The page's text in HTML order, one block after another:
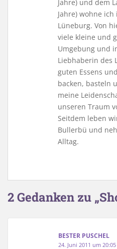
Jahre) und dem
Jahre) wohne
Lüneburg. Von
viele kleine und
Umgebung und
Liebhaberin des
guten Essens
backen, basteln
meine
unseren Traum
Seitdem leben
Bullerbü und
Alltag.
2 Gedanken zu
BESTER PUSCHEL
24. Juni 2011 um